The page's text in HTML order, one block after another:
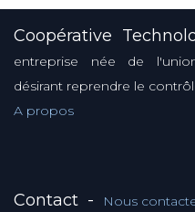
Coopérative
entreprise née de
désirant reprendre le
A propos
Contact - Nous